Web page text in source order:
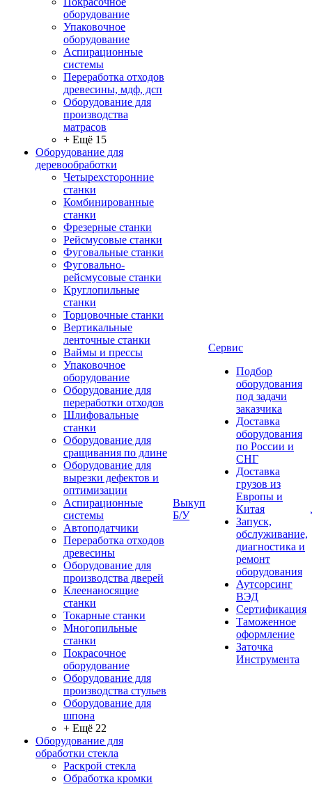
оборудование
Упаковочное
оборудование
Аспирационные
системы
Переработка отходов
древесины, мдф, дсп
Оборудование для
производства
матрасов
+ Ещё 15
Оборудование для
деревообработки
Четырехсторонние
станки
Комбинированные
станки
Фрезерные станки
Рейсмусовые станки
Фуговальные станки
Фуговально-
рейсмусовые станки
Круглопильные
станки
Торцовочные станки
Вертикальные
ленточные станки
Ваймы и прессы
Упаковочное
оборудование
Оборудование для
переработки отходов
Шлифовальные
станки
Оборудование для
сращивания по длине
Оборудование для
вырезки дефектов и
оптимизации
Аспирационные
системы
Автоподатчики
Переработка отходов
древесины
Оборудование для
производства дверей
Клеенаносящие
станки
Токарные станки
Многопильные
станки
Покрасочное
оборудование
Оборудование для
производства стульев
Оборудование для
шпона
+ Ещё 22
Оборудование для
обработки стекла
Раскрой стекла
Обработка кромки
Выкуп
Б/У
Сервис
Подбор
оборудования
под задачи
заказчика
Доставка
оборудования
по России и
СНГ
Доставка
грузов из
Европы и
Китая
Запуск,
обслуживание,
диагностика и
ремонт
оборудования
Аутсорсинг
ВЭД
Сертификация
Таможенное
оформление
Заточка
Инструмента